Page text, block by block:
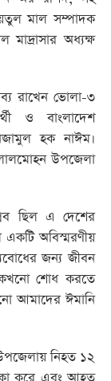
মাল সম্পাদক
অধ্যক্ষ
রাখেন ভোলা-৩
ও বাংলাদেশ
হক নাঈম।
লালমোহন উপজেলা
ছিল এ দেশের
একটি অবিস্মরণীয়
জন্য জীবন
শোধ করতে
আমাদের ঈমানি
নিহত ১২